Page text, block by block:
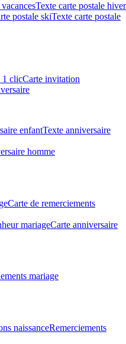
Texte carte postale hiver
postale skiTexte carte postale
1 clicCarte invitation
enfantTexte anniversaire
homme
Carte de remerciements
mariageCarte anniversaire
mariage
naissanceRemerciements